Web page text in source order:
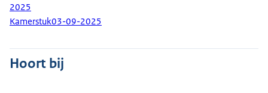
2025
Kamerstuk03-09-2025
Hoort bij